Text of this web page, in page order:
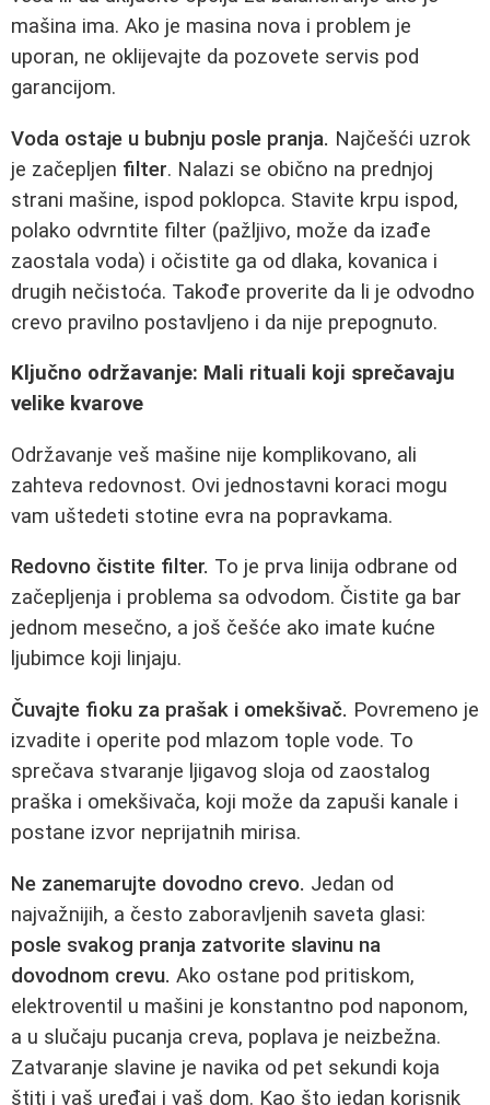
mašina ima. Ako je masina nova i problem je
uporan, ne oklijevajte da pozovete servis pod
garancijom.
Voda ostaje u bubnju posle pranja. Najčešći uzrok
je začepljen filter. Nalazi se obično na prednjoj
strani mašine, ispod poklopca. Stavite krpu ispod,
polako odvrntite filter (pažljivo, može da izađe
zaostala voda) i očistite ga od dlaka, kovanica i
drugih nečistoća. Takođe proverite da li je odvodno
crevo pravilno postavljeno i da nije prepognuto.
Ključno održavanje: Mali rituali koji sprečavaju
velike kvarove
Održavanje veš mašine nije komplikovano, ali
zahteva redovnost. Ovi jednostavni koraci mogu
vam uštedeti stotine evra na popravkama.
Redovno čistite filter. To je prva linija odbrane od
začepljenja i problema sa odvodom. Čistite ga bar
jednom mesečno, a još češće ako imate kućne
ljubimce koji linjaju.
Čuvajte fioku za prašak i omekšivač. Povremeno je
izvadite i operite pod mlazom tople vode. To
sprečava stvaranje ljigavog sloja od zaostalog
praška i omekšivača, koji može da zapuši kanale i
postane izvor neprijatnih mirisa.
Ne zanemarujte dovodno crevo. Jedan od
najvažnijih, a često zaboravljenih saveta glasi:
posle svakog pranja zatvorite slavinu na
dovodnom crevu. Ako ostane pod pritiskom,
elektroventil u mašini je konstantno pod naponom,
a u slučaju pucanja creva, poplava je neizbežna.
Zatvaranje slavine je navika od pet sekundi koja
štiti i vaš uređaj i vaš dom. Kao što jedan korisnik